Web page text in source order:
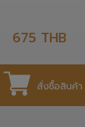
675 THB
สั่งซื้อสินค้า